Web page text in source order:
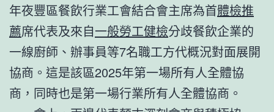
年夜豐區餐飲行業工會結合會主席為首體檢推
薦席代表及來自一般勞工健檢分歧餐飲企業的
一線廚師、辦事員等7名職工方代概況對面展開
協商。這是該區2025年第一場所有人全體協
商，同時也是第一場行業所有人全體協商。